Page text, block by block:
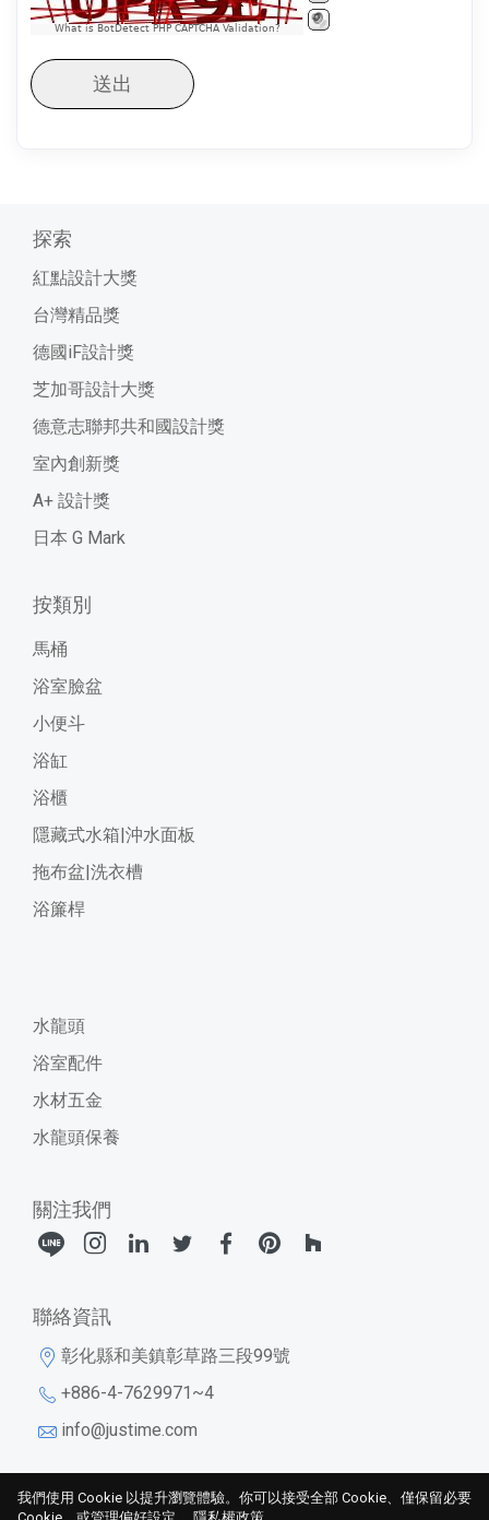
我們使用 Cookie 以提升瀏覽體驗。你可以接受全部 Cookie、僅保留必要
What is BotDetect PHP CAPTCHA Validation?
送出
探索
紅點設計大獎
台灣精品獎
德國iF設計獎
芝加哥設計大獎
德意志聯邦共和國設計獎
室內創新獎
A+ 設計獎
日本 G Mark
按類別
馬桶
浴室臉盆
小便斗
浴缸
浴櫃
隱藏式水箱|沖水面板
拖布盆|洗衣槽
浴簾桿
水龍頭
浴室配件
水材五金
水龍頭保養
關注我們
聯絡資訊
彰化縣和美鎮彰草路三段99號
+886-4-7629971~4
info@justime.com